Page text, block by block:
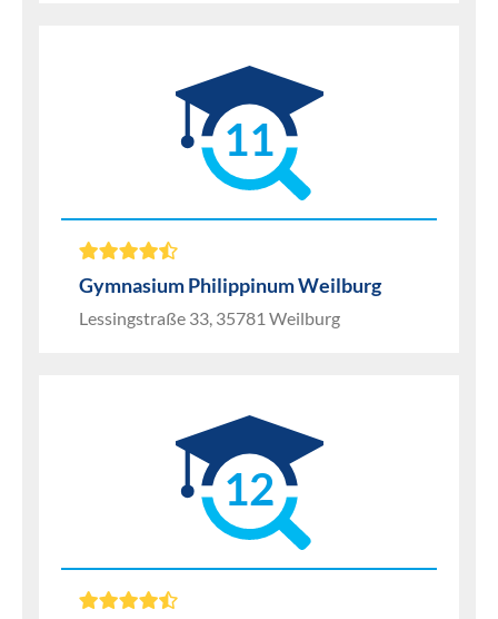
11
Gymnasium Philippinum Weilburg
Lessingstraße 33, 35781 Weilburg
12